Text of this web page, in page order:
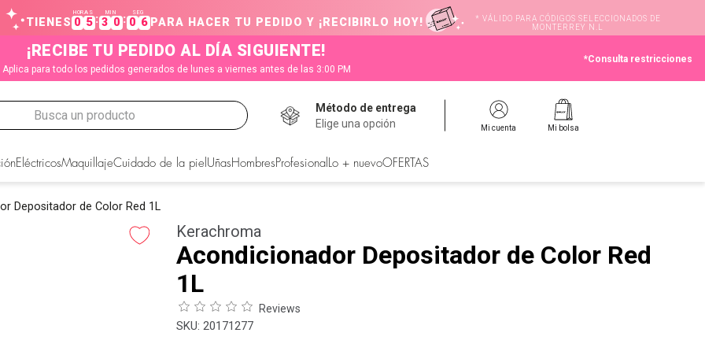
TIENES
HORAS
0 5:
MIN
3 0 :
SEG
0 5PARA HACER TU PEDIDO Y ¡RECIBIRLO HOY!
* VÁLIDO PARA CÓDIGOS SELECCIONADOS DE
MONTERREY N.L
¡RECIBE TU PEDIDO AL DÍA SIGUIENTE!
Aplica para todo los pedidos generados de lunes a viernes antes de las 3:00 PM
*Consulta restricciones
Busca un producto
Método de entrega
Elige una opción
Mi cuenta Mi bolsa
EléctricosMaquillajeCuidado de la piel Uñas Hombres Profesional Lo + nuevoOFERTAS
Depositador de Color Red 1L
Kerachroma
Acondicionador Depositador de Color Red
1L
Reviews
: 20171277